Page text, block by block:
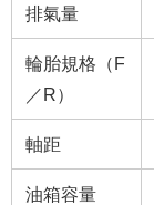
排氣量
輪胎規格（F
／R）
軸距
油箱容量